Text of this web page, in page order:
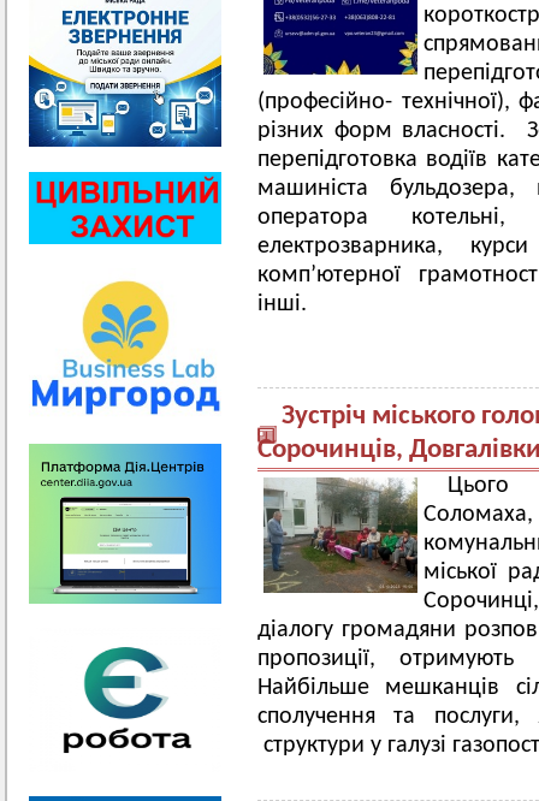
(професійно- технічної),
різних форм власності.
перепідготовка водіїв
машиніста
оператора котельні,
електрозварника,
комп’ютерної
інші.
Зустріч міського
Сорочинців,
Цього
міської
діалогу громадяни
пропозиції,
Найбільше мешканців
сполучення та послуги,
структури у галузі